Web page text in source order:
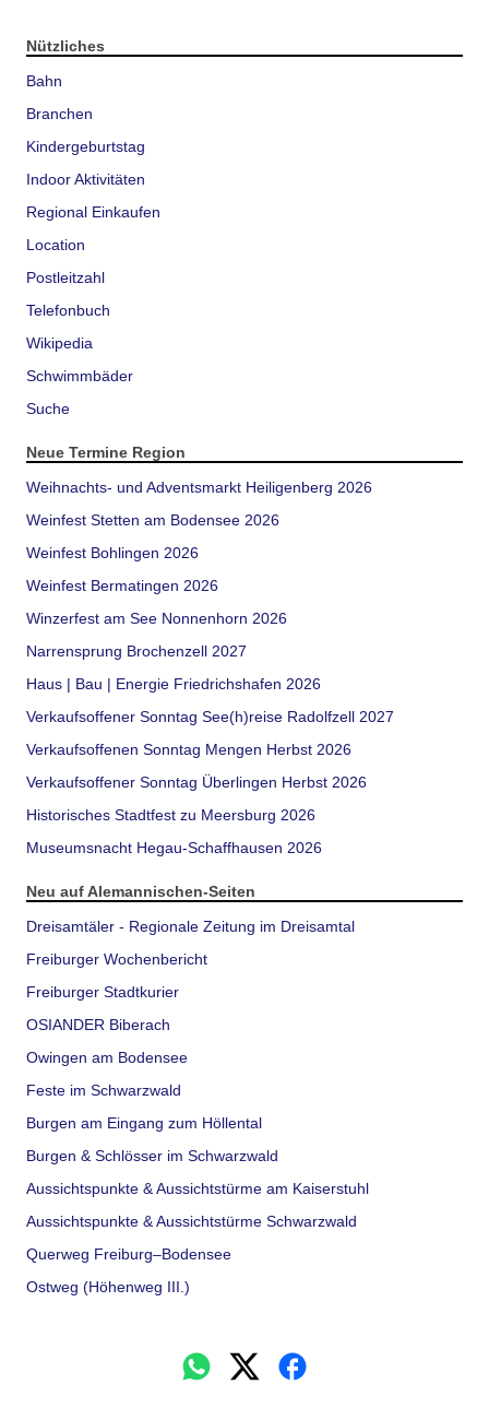
Nützliches
Bahn
Branchen
Kindergeburtstag
Indoor Aktivitäten
Regional Einkaufen
Location
Postleitzahl
Telefonbuch
Wikipedia
Schwimmbäder
Suche
Neue Termine Region
Weihnachts- und Adventsmarkt Heiligenberg 2026
Weinfest Stetten am Bodensee 2026
Weinfest Bohlingen 2026
Weinfest Bermatingen 2026
Winzerfest am See Nonnenhorn 2026
Narrensprung Brochenzell 2027
Haus | Bau | Energie Friedrichshafen 2026
Verkaufsoffener Sonntag See(h)reise Radolfzell 2027
Verkaufsoffenen Sonntag Mengen Herbst 2026
Verkaufsoffener Sonntag Überlingen Herbst 2026
Historisches Stadtfest zu Meersburg 2026
Museumsnacht Hegau-Schaffhausen 2026
Neu auf Alemannischen-Seiten
Dreisamtäler - Regionale Zeitung im Dreisamtal
Freiburger Wochenbericht
Freiburger Stadtkurier
OSIANDER Biberach
Owingen am Bodensee
Feste im Schwarzwald
Burgen am Eingang zum Höllental
Burgen & Schlösser im Schwarzwald
Aussichtspunkte & Aussichtstürme am Kaiserstuhl
Aussichtspunkte & Aussichtstürme Schwarzwald
Querweg Freiburg–Bodensee
Ostweg (Höhenweg III.)